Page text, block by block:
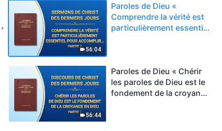
56:04
Paroles de Dieu «
Comprendre la vérité est
particulièrement essentiel
56:44
Paroles de Dieu « Chérir
les paroles de Dieu est le
fondement de la croyance